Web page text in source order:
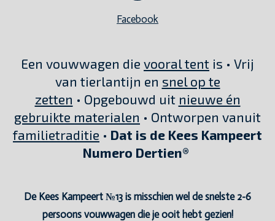
Facebook
Een vouwwagen die vooral tent is • Vrij
van tierlantijn en snel op te
zetten • Opgebouwd uit nieuwe én
gebruikte materialen • Ontworpen vanuit
familietraditie • Dat is de Kees Kampeert
Numero Dertien®
De Kees Kampeert №13 is misschien wel de snelste 2-6
persoons vouwwagen die je ooit hebt gezien!